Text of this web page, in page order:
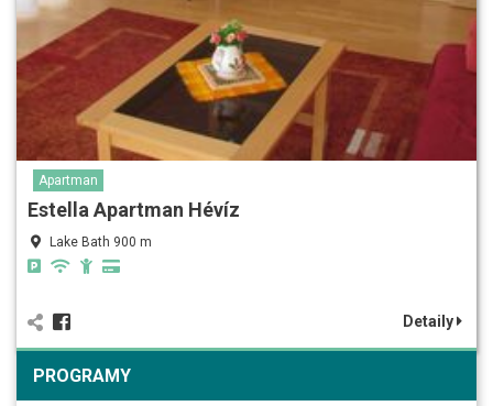
Apartman
Estella Apartman Hévíz
Lake Bath 900 m
Detaily
PROGRAMY